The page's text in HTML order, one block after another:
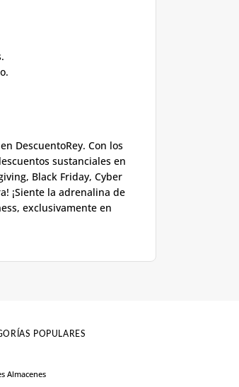
DescuentoRey. Con los
sustanciales en
Black Friday, Cyber
¡Siente la adrenalina de
exclusivamente en
POPULARES
Almacenes